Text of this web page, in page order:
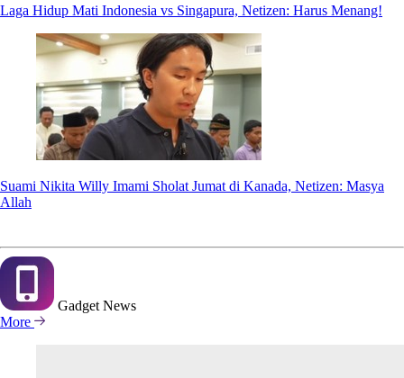
Laga Hidup Mati Indonesia vs Singapura, Netizen: Harus Menang!
Suami Nikita Willy Imami Sholat Jumat di Kanada, Netizen: Masya
Allah
Gadget News
More